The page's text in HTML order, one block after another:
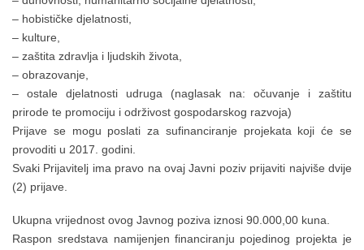
– hobističke djelatnosti,
– kulture,
– zaštita zdravlja i ljudskih života,
– obrazovanje,
– ostale djelatnosti udruga (naglasak na: očuvanje i zaštitu
prirode te promociju i održivost gospodarskog razvoja)
Prijave se mogu poslati za sufinanciranje projekata koji će se
provoditi u 2017. godini.
Svaki Prijavitelj ima pravo na ovaj Javni poziv prijaviti najviše dvije
(2) prijave.
Ukupna vrijednost ovog Javnog poziva iznosi 90.000,00 kuna.
Raspon sredstava namijenjen financiranju pojedinog projekta je